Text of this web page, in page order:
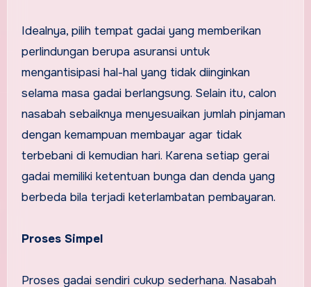
Idealnya, pilih tempat gadai yang memberikan
perlindungan berupa asuransi untuk
mengantisipasi hal-hal yang tidak diinginkan
selama masa gadai berlangsung. Selain itu, calon
nasabah sebaiknya menyesuaikan jumlah pinjaman
dengan kemampuan membayar agar tidak
terbebani di kemudian hari. Karena setiap gerai
gadai memiliki ketentuan bunga dan denda yang
berbeda bila terjadi keterlambatan pembayaran.
Proses Simpel
Proses gadai sendiri cukup sederhana. Nasabah